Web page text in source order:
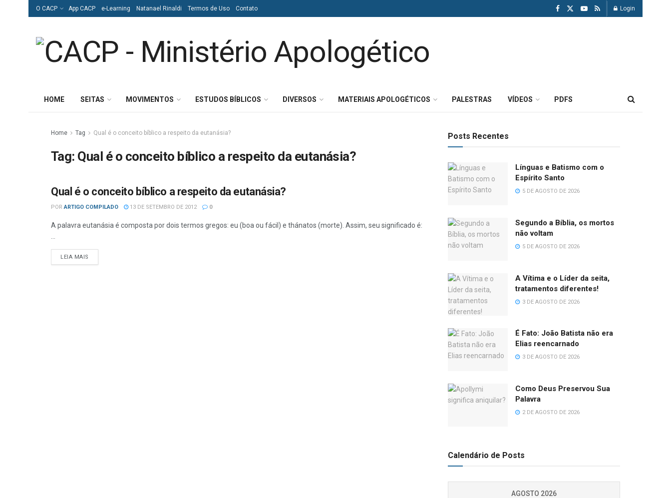
O CACP App CACP e-Learning Natanael Rinaldi Termos de Uso Contato Login
HOME SEITAS MOVIMENTOS ESTUDOS BÍBLICOS DIVERSOS MATERIAIS APOLOGÉTICOS PALESTRAS VÍDEOS PDFS
Home Tag Qual é o conceito bíblico a respeito da eutanásia?
Tag: Qual é o conceito bíblico a respeito da eutanásia?
ESTUDOS BÍBLICOS
Qual é o conceito bíblico a respeito da eutanásia?
POR ARTIGO COMPILADO 13 DE SETEMBRO DE 2012 0
A palavra eutanásia é composta por dois termos gregos: eu (boa ou fácil) e thánatos (morte). Assim, seu significado é:
LEIA MAIS
Posts Recentes
Línguas e Batismo com o
Espírito Santo
5 DE AGOSTO DE 2026
Segundo a Bíblia, os mortos
não voltam
5 DE AGOSTO DE 2026
A Vítima e o Líder da seita,
tratamentos diferentes!
3 DE AGOSTO DE 2026
É Fato: João Batista não era
Elias reencarnado
3 DE AGOSTO DE 2026
Como Deus Preservou Sua
Palavra
2 DE AGOSTO DE 2026
Calendário de Posts
AGOSTO 2026